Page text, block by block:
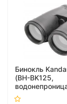
Бинокль
(BH-BK125,